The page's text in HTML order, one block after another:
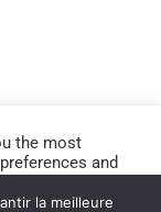
Cash
On
the most
and
visit "Cookie
la meilleure